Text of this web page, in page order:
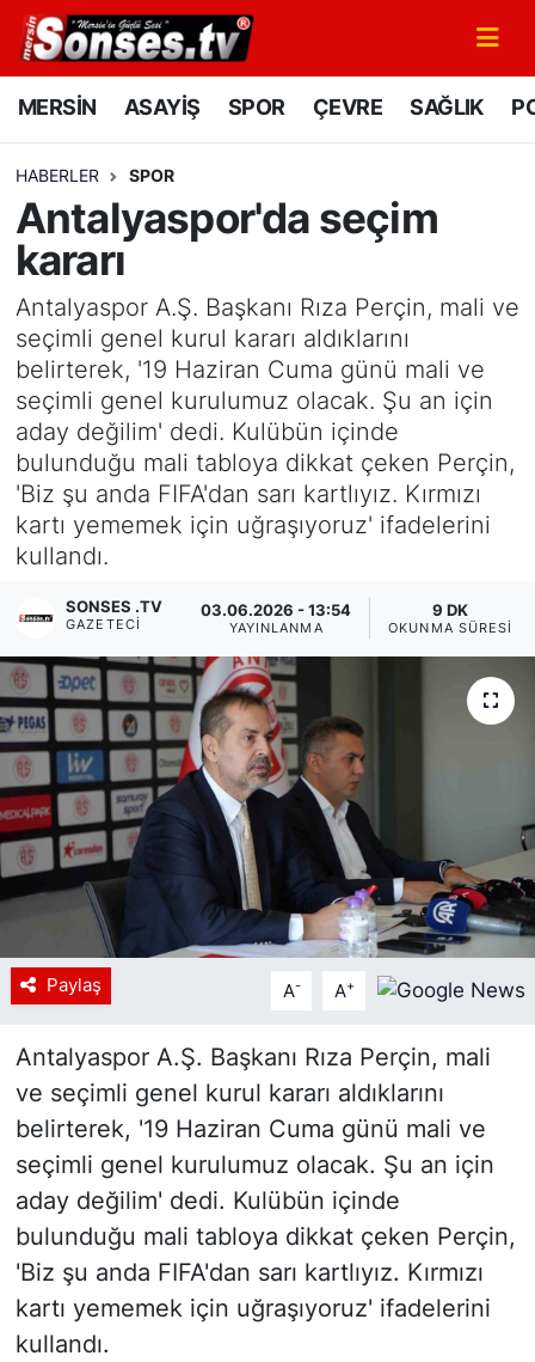
MERSİN ASAYİŞ SPOR ÇEVRE SAĞLIK
HABERLER SPOR
Antalyaspor'da seçim
kararı
Antalyaspor A.Ş. Başkanı Rıza Perçin, mali ve
seçimli genel kurul kararı aldıklarını
belirterek, '19 Haziran Cuma günü mali ve
seçimli genel kurulumuz olacak. Şu an için
aday değilim' dedi. Kulübün içinde
bulunduğu mali tabloya dikkat çeken Perçin,
'Biz şu anda FIFA'dan sarı kartlıyız. Kırmızı
kartı yememek için uğraşıyoruz' ifadelerini
kullandı.
SONSES .TV
GAZETECI
03.06.2026 - 13:54
YAYINLANMA
9 DK
OKUNMA SÜRESI
Paylaş A- A+
Antalyaspor A.Ş. Başkanı Rıza Perçin, mali
ve seçimli genel kurul kararı aldıklarını
belirterek, '19 Haziran Cuma günü mali ve
seçimli genel kurulumuz olacak. Şu an için
aday değilim' dedi. Kulübün içinde
bulunduğu mali tabloya dikkat çeken Perçin,
'Biz şu anda FIFA'dan sarı kartlıyız. Kırmızı
kartı yememek için uğraşıyoruz' ifadelerini
kullandı.
MERSİN
SPOR
GÜNÜN MANŞETİ
DÜNYA
KÜLTÜR - SANAT
MAGAZİN
SAĞLIK
Haberde insan
Tanıtım
Mersin Nöbetçi Eczaneler
Mersin Namaz Vakitleri
Mersin Trafik Yoğunluk Haritası
Süper Lig Puan Durumu ve Fikstür
Tüm Manşetler
Son Dakika Haberleri
Haber Arşivi